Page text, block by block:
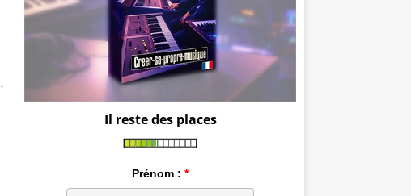
Il reste des places
Prénom :